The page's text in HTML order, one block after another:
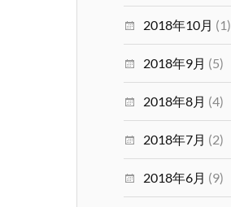
2018年10月 (1)
2018年9月 (5)
2018年8月 (4)
2018年7月 (2)
2018年6月 (9)